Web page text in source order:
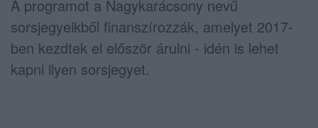
A programot a Nagykarácsony nevű
sorsjegyeikből finanszírozzák, amelyet 2017-
ben kezdtek el először árulni - idén is lehet
kapni ilyen sorsjegyet.